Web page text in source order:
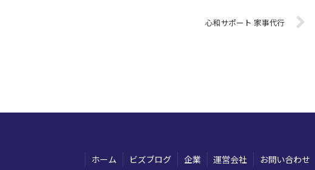
心和サポート 家事代行
ホーム ビズブログ 企業 運営会社 お問い合わせ